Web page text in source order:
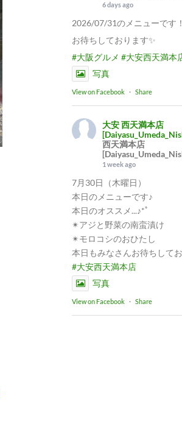
6 days ago
2026/07/31のメニューです！
お待ちしております✨
#大阪グルメ #大安西天満本
写真
View on Facebook · Share
大安 西天満本店
西天満本店
1 week ago
7月30日（木曜日）
本日のメニューです♪
本日のオススメ...♪*ﾟ
✴︎アジと野菜の南蛮漬け
✴︎モロコシのおひたし
本日もみなさんお待ちして
#大安西天満本店
写真
View on Facebook · Share